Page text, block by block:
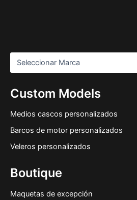
Custom Models
Medios cascos personalizados
Barcos de motor personalizados
Veleros personalizados
Boutique
Maquetas de excepción